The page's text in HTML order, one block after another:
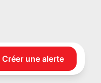
Créer une alerte